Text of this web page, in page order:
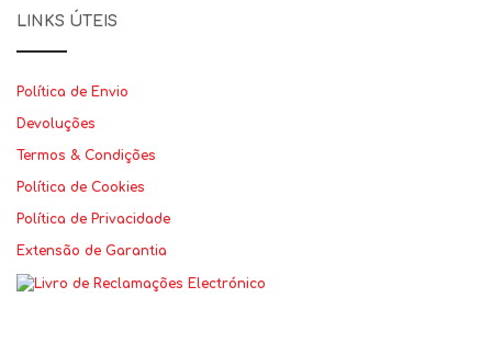
LINKS ÚTEIS
Política de Envio
Devoluções
Termos & Condições
Política de Cookies
Política de Privacidade
Extensão de Garantia